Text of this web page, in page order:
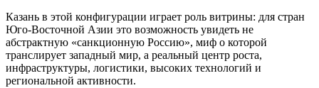
Казань в этой конфигурации играет роль витрины: для стран
Юго-Восточной Азии это возможность увидеть не
абстрактную «санкционную Россию», миф о которой
транслирует западный мир, а реальный центр роста,
инфраструктуры, логистики, высоких технологий и
региональной активности.